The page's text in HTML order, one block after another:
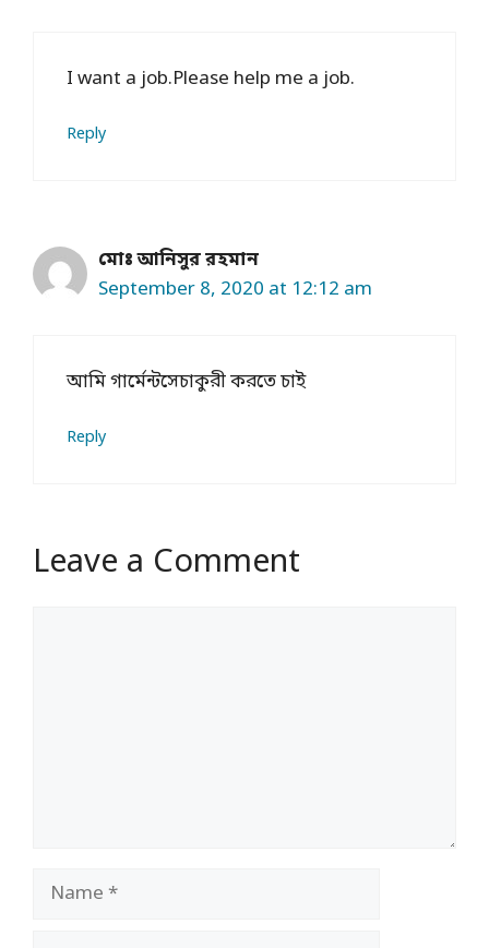
I want a job.Please help me a job.
Reply
মোঃ আনিসুর রহমান
September 8, 2020 at 12:12 am
আমি গার্মেন্টসেচাকুরী করতে চাই
Reply
Leave a Comment
Name